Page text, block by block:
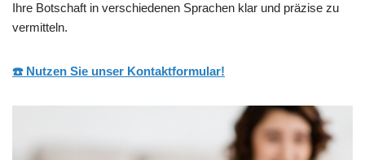
Ihre Botschaft in verschiedenen Sprachen klar und präzise zu
vermitteln.
☎️ Nutzen Sie unser Kontaktformular!